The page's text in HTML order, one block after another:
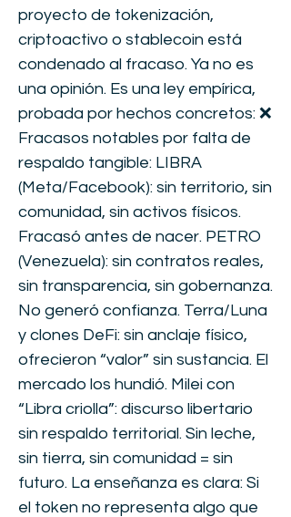
proyecto de tokenización,
criptoactivo o stablecoin está
condenado al fracaso. Ya no es
una opinión. Es una ley empírica,
probada por hechos concretos: ❌
Fracasos notables por falta de
respaldo tangible: LIBRA
(Meta/Facebook): sin territorio, sin
comunidad, sin activos físicos.
Fracasó antes de nacer. PETRO
(Venezuela): sin contratos reales,
sin transparencia, sin gobernanza.
No generó confianza. Terra/Luna
y clones DeFi: sin anclaje físico,
ofrecieron “valor” sin sustancia. El
mercado los hundió. Milei con
“Libra criolla”: discurso libertario
sin respaldo territorial. Sin leche,
sin tierra, sin comunidad = sin
futuro. La enseñanza es clara: Si
el token no representa algo que